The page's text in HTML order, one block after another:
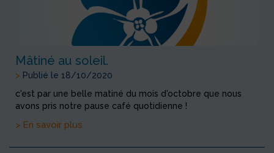
Mâtiné au soleil.
> Publié le 18/10/2020
c'est par une belle matiné du mois d'octobre que nous
avons pris notre pause café quotidienne !
> En savoir plus